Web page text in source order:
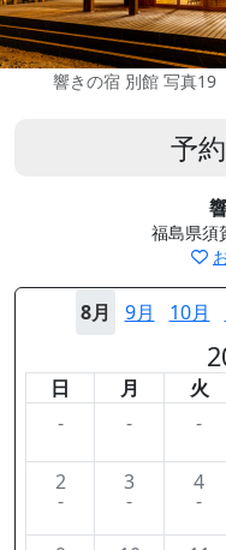
響きの宿 別館 写真19
予
福島県須
8月 9月 10月
日 月 火
-
- -
2
-
3
-
4
-